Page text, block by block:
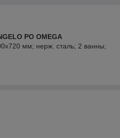
PO OMEGA
мм; нерж. сталь; 2 ванны;